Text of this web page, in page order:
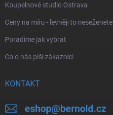
Koupelnové studio Ostrava
Ceny na míru - levněji to neseženete
Poradíme jak vybrat
Co o nás píší zákazníci
KONTAKT
eshop@bernold.cz